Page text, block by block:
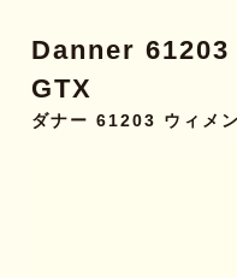
Danner
GTX
ダナー 61203 ウィメ